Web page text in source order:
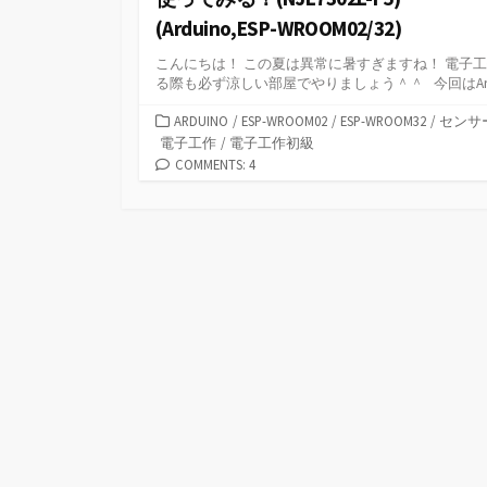
(Arduino,ESP-WROOM02/32)
こんにちは！ この夏は異常に暑すぎますね！ 電子
る際も必ず涼しい部屋でやりましょう＾＾ 今回は
カ
テ
ゴ
ARDUINO / ESP-WROOM02 / ESP-WROOM32 / センサ
電子工作 / 電子工作初級
COMMENTS: 4